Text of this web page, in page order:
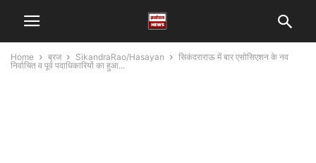
Home ब्रज SikandraRao/Hasayan
सिकंदराराऊ में बार एसोसिएशन के नव
निर्वाचित व पूर्व पदाधिकारियों का हुआ...